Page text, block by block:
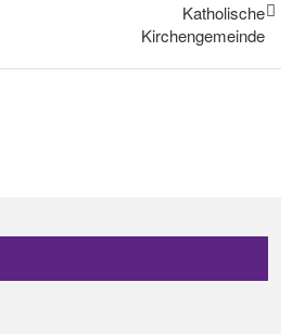
Katholische
Kirchengemeinde